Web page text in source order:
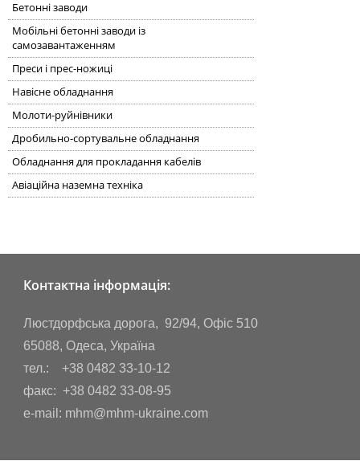
Бетонні заводи
Мобільні бетонні заводи із
самозавантаженням
Преси і прес-ножиці
Навісне обладнання
Молоти-руйнівники
Дробильно-сортувальне обладнання
Обладнання для прокладання кабелів
Авіаційна наземна техніка
Контактна інформація:
Люстдорфська дорога, 92/94, Офіс 510
65088, Одеса, Україна
тел.: +38 0482 33-10-12
факс: +38 0482 33-08-95
e-mail: mhm@mhm-ukraine.com